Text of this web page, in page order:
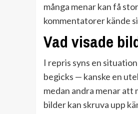
många menar kan få
kommentatorer kände
Vad visade
I repris syns en
begicks — kanske en
medan andra menar att
bilder kan skruva upp